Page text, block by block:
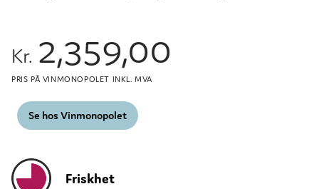
Kr. 2,359,00
PRIS PÅ VINMONOPOLET INKL. MVA
Se hos Vinmonopolet
Friskhet